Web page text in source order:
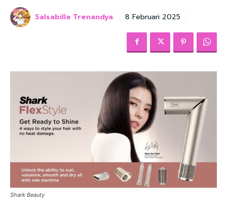
Salsabilla Trenandya 8 Februari 2025
Shark Beauty